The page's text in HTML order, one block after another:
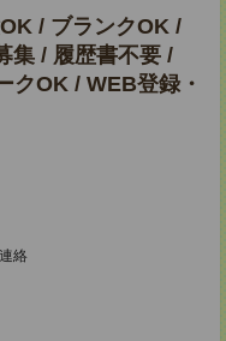
/ ブランクOK /
集 / 履歴書不要 /
クOK / WEB登録・
絡